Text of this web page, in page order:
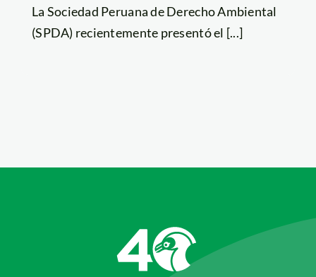
La Sociedad Peruana de Derecho Ambiental
(SPDA) recientemente presentó el [...]